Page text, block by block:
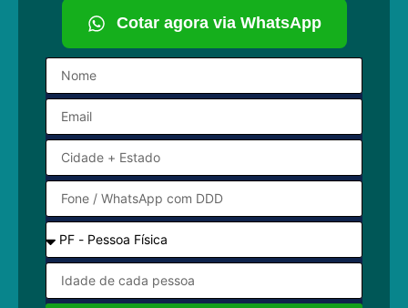
Cotar agora via WhatsApp